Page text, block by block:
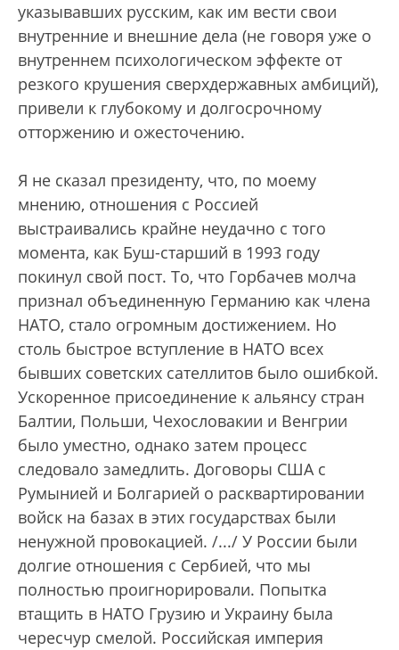
указывавших русским, как им вести свои
внутренние и внешние дела (не говоря уже о
внутреннем психологическом эффекте от
резкого крушения сверхдержавных амбиций),
привели к глубокому и долгосрочному
отторжению и ожесточению.
Я не сказал президенту, что, по моему
мнению, отношения с Россией
выстраивались крайне неудачно с того
момента, как Буш-старший в 1993 году
покинул свой пост. То, что Горбачев молча
признал объединенную Германию как члена
НАТО, стало огромным достижением. Но
столь быстрое вступление в НАТО всех
бывших советских сателлитов было ошибкой.
Ускоренное присоединение к альянсу стран
Балтии, Польши, Чехословакии и Венгрии
было уместно, однако затем процесс
следовало замедлить. Договоры США с
Румынией и Болгарией о расквартировании
войск на базах в этих государствах были
ненужной провокацией. /.../ У России были
долгие отношения с Сербией, что мы
полностью проигнорировали. Попытка
втащить в НАТО Грузию и Украину была
чересчур смелой. Российская империя